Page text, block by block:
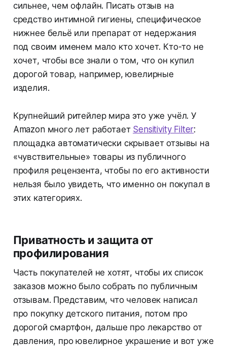
сильнее, чем офлайн. Писать отзыв на
средство интимной гигиены, специфическое
нижнее бельё или препарат от недержания
под своим именем мало кто хочет. Кто-то не
хочет, чтобы все знали о том, что он купил
дорогой товар, например, ювелирные
изделия.
Крупнейший ритейлер мира это уже учёл. У
Amazon много лет работает Sensitivity Filter:
площадка автоматически скрывает отзывы на
«чувствительные» товары из публичного
профиля рецензента, чтобы по его активности
нельзя было увидеть, что именно он покупал в
этих категориях.
Приватность и защита от
профилирования
Часть покупателей не хотят, чтобы их список
заказов можно было собрать по публичным
отзывам. Представим, что человек написал
про покупку детского питания, потом про
дорогой смартфон, дальше про лекарство от
давления, про ювелирное украшение и вот уже